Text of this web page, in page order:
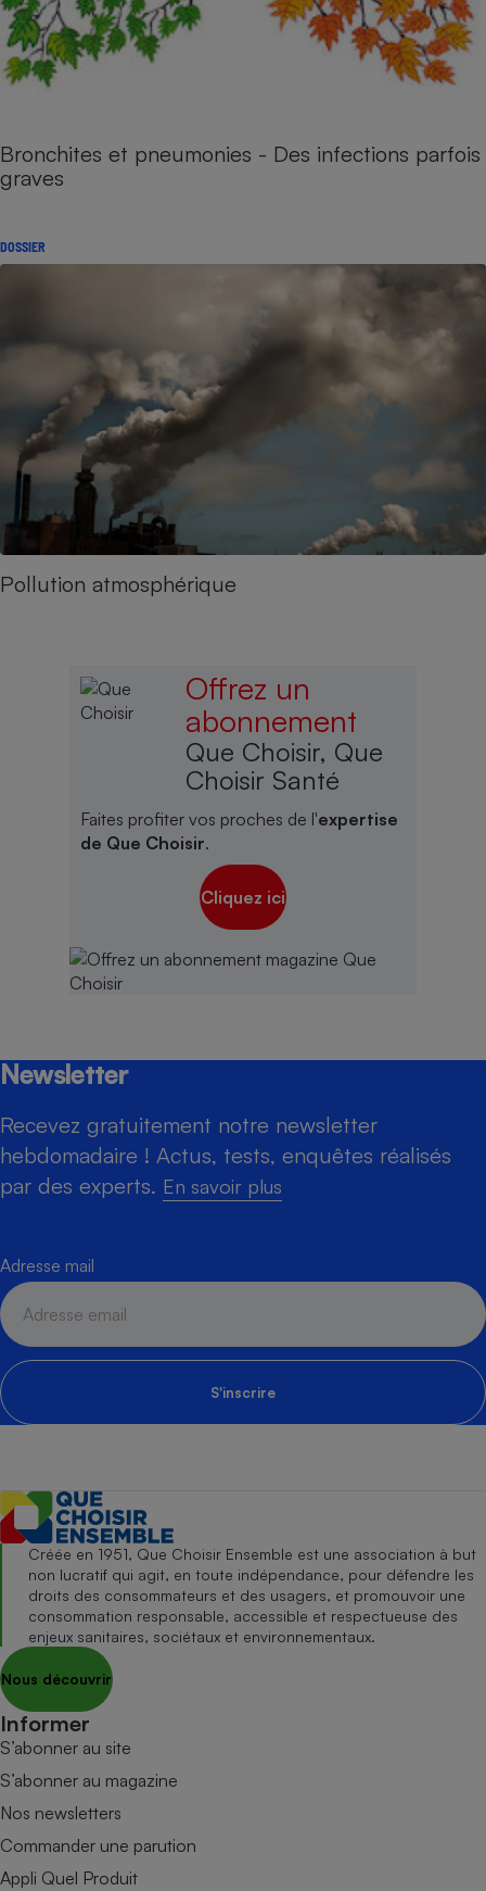
Bronchites et pneumonies - Des infections parfois
graves
DOSSIER
Pollution atmosphérique
Offrez un
abonnement
Que Choisir, Que
Choisir Santé
Faites profiter vos proches de l'expertise
de Que Choisir.
Cliquez ici
Newsletter
Recevez gratuitement notre newsletter
hebdomadaire ! Actus, tests, enquêtes réalisés
par des experts. En savoir plus
Adresse mail
S'inscrire
Créée en 1951, Que Choisir Ensemble est une association à but
non lucratif qui agit, en toute indépendance, pour défendre les
droits des consommateurs et des usagers, et promouvoir une
consommation responsable, accessible et respectueuse des
enjeux sanitaires, sociétaux et environnementaux.
Nous découvrir
Informer
S’abonner au site
S’abonner au magazine
Nos newsletters
Commander une parution
Appli Quel Produit